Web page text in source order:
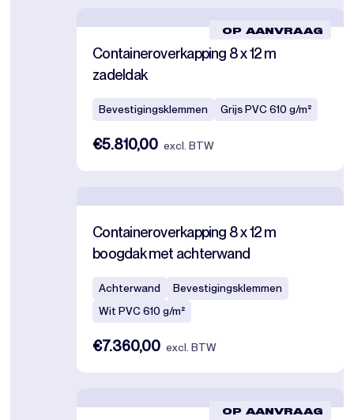
OP AANVRAAG
Containeroverkapping 8 x 12 m
zadeldak
Bevestigingsklemmen Grijs PVC 610 g/m²
€5.810,00 excl. BTW
Containeroverkapping 8 x 12 m
boogdak met achterwand
Achterwand
Bevestigingsklemmen
Wit PVC 610 g/m²
€7.360,00 excl. BTW
OP AANVRAAG